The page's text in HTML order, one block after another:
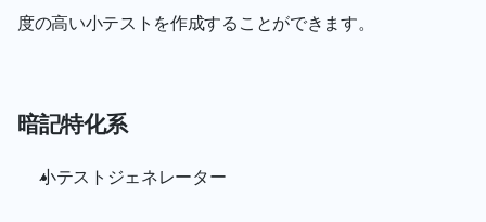
度の高い小テストを作成することができます。
暗記特化系
小テストジェネレーター